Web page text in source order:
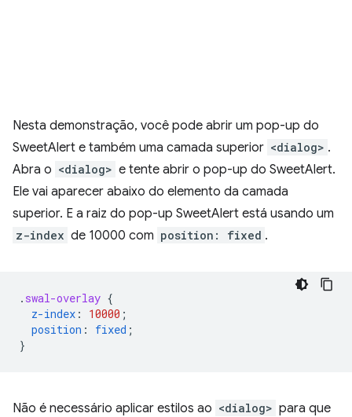
Nesta demonstração, você pode abrir um pop-up do
SweetAlert e também uma camada superior <dialog> .
Abra o <dialog> e tente abrir o pop-up do SweetAlert.
Ele vai aparecer abaixo do elemento da camada
superior. E a raiz do pop-up SweetAlert está usando um
z-index de 10000 com position: fixed .
. swal-overlay {
z-index : 10000 ;
position : fixed ;
}
Não é necessário aplicar estilos ao <dialog> para que